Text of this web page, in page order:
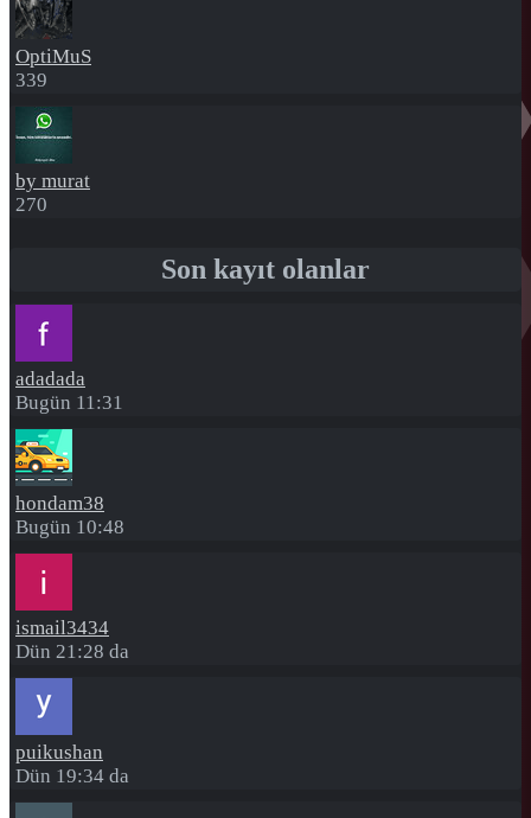
OptiMuS
339
by murat
270
Son kayıt olanlar
adadada
Bugün 11:31
hondam38
Bugün 10:48
ismail3434
Dün 21:28 da
puikushan
Dün 19:34 da